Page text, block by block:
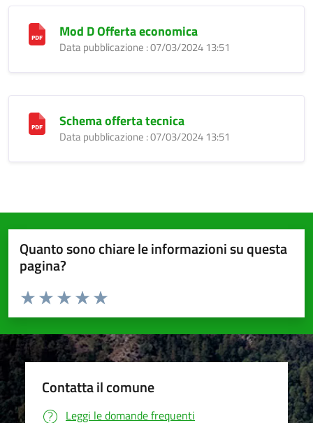
Mod D Offerta economica
Data pubblicazione : 07/03/2024 13:51
Schema offerta tecnica
Data pubblicazione : 07/03/2024 13:51
Quanto sono chiare le informazioni su questa
pagina?
Valuta da 1 a 5 stelle la pagina
Valuta 5 stelle su 5
Valuta 4 stelle su 5
Valuta 3 stelle su 5
Valuta 2 stelle su 5
Valuta 1 stelle su 5
Contatta il comune
Leggi le domande frequenti